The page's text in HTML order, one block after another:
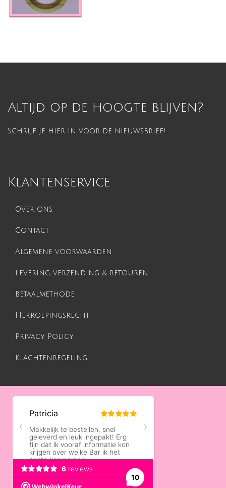
Altijd op de hoogte blijven?
Schrijf je hier in voor de nieuwsbrief!
Klantenservice
Over ons
Contact
Algemene voorwaarden
Levering, verzending & retouren
Betaalmethode
Herroepingsrecht
Privacy Policy
Klachtenregeling